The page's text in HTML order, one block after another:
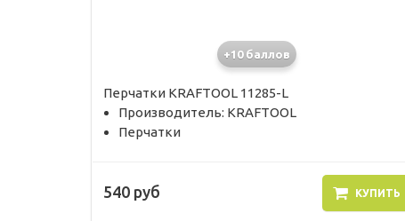
+10 баллов
Перчатки KRAFTOOL 11285-L
Производитель: KRAFTOOL
Перчатки
540 руб КУПИТЬ